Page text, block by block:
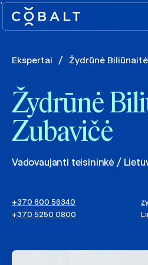
`
Ekspertai / Žydrūnė
Žydrūnė
Zubavičė
Vadovaujanti teisininkė /
+370 600 56340
+370 5250 0800